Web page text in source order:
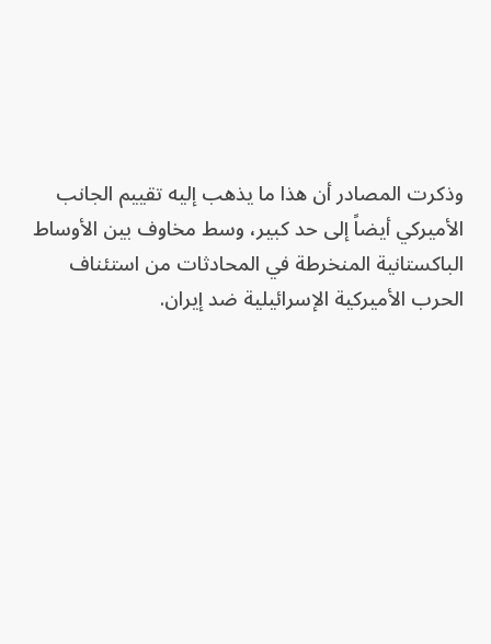
وذكرت المصادر أن هذا ما يذهب إليه تقييم الجانب
الأميركي أيضاً إلى حد كبير، وسط مخاوف بين الأوساط
الباكستانية المنخرطة في المحادثات من استئناف
الحرب الأميركية الإسرائيلية ضد إيران.